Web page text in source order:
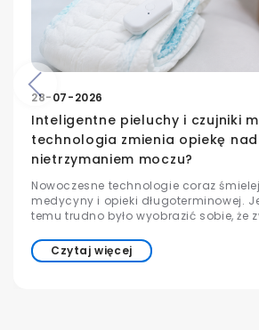
28-07-2026
Inteligentne pieluchy i czujniki
technologia zmienia opiekę
nietrzymaniem moczu?
Nowoczesne technologie coraz
medycyny i opieki długoterminowej.
temu trudno było wyobrazić sobie, że
informować opiekuna o konieczności
takie rozwiązania już istnieją i są
Czytaj więcej
Poprzedni